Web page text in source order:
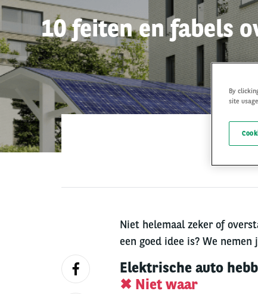
10 feiten en fabels
Niet helemaal zeker of
een goed idee is? We
Elektrische auto
✖ Niet waar
By
site